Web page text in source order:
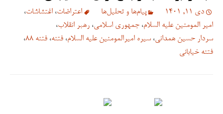
فتنه۸۸ هم حمایت بیگانه و سازماندهی رسانه معاند را داشت و هم در
تجمعات، تخریب اموال و حتی سلاح (سرد و گرم) کشیدن و درگیری
آیت الله خامنه ای چه کرد؟!